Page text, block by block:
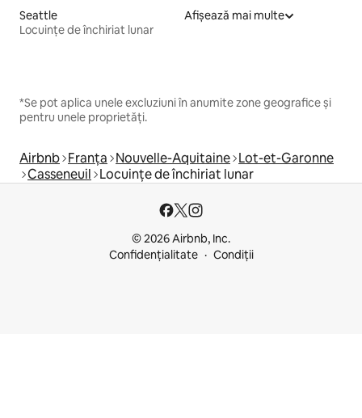
Seattle
Locuințe de închiriat lunar
Afișează mai multe
*Se pot aplica unele excluziuni în anumite zone geografice și
pentru unele proprietăți.
Airbnb Franța Nouvelle-Aquitaine Lot-et-Garonne
Casseneuil Locuințe de închiriat lunar
© 2026 Airbnb, Inc.
Confidențialitate
Condiții